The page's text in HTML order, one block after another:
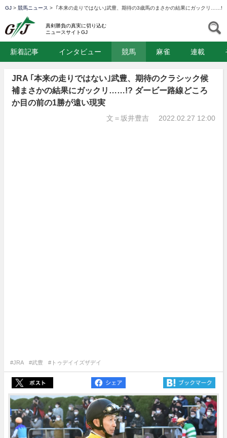
GJ > 競馬ニュース > ｢本来の走りではない｣武豊、期待の3歳馬のまさかの結果にガックリ
真剣勝負の真実に切り込む
ニュースサイトGJ
新着記事 インタビュー 競馬 麻雀 連載
JRA ｢本来の走りではない｣武豊、期待のクラシック候
補まさかの結果にガックリ……!? ダービー路線どころ
か目の前の1勝が遠い現実
文＝坂井豊吉 2022.02.27 12:00
#JRA #武豊 #トゥデイイズザデイ